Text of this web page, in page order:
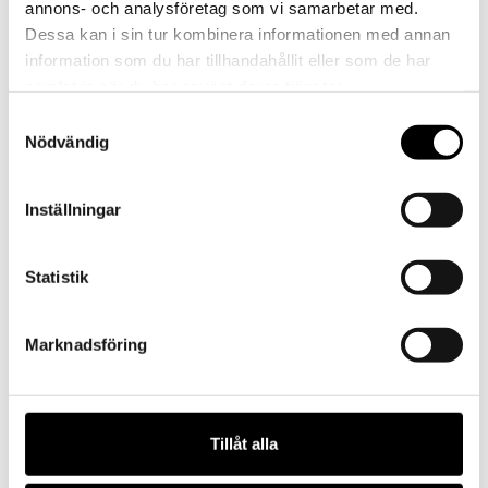
annons- och analysföretag som vi samarbetar med.
Dessa kan i sin tur kombinera informationen med annan
information som du har tillhandahållit eller som de har
Nödvändig
Inställningar
Statistik
Marknadsföring
Tillåt alla